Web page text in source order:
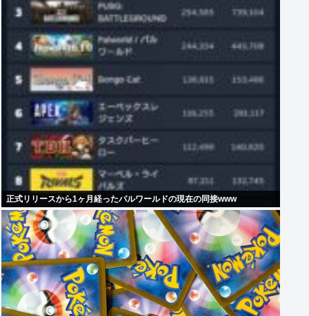
正式リリースから1ヶ月経ったパルワールドの現在の同接www